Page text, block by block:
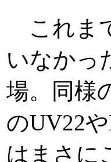
これま
いなかっ
場。同様
のUV22
はまさに